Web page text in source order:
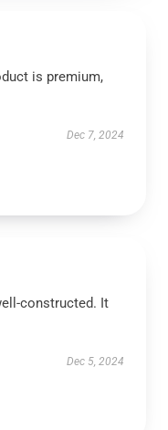
is premium,
Dec 7, 2024
constructed. It
Dec 5, 2024